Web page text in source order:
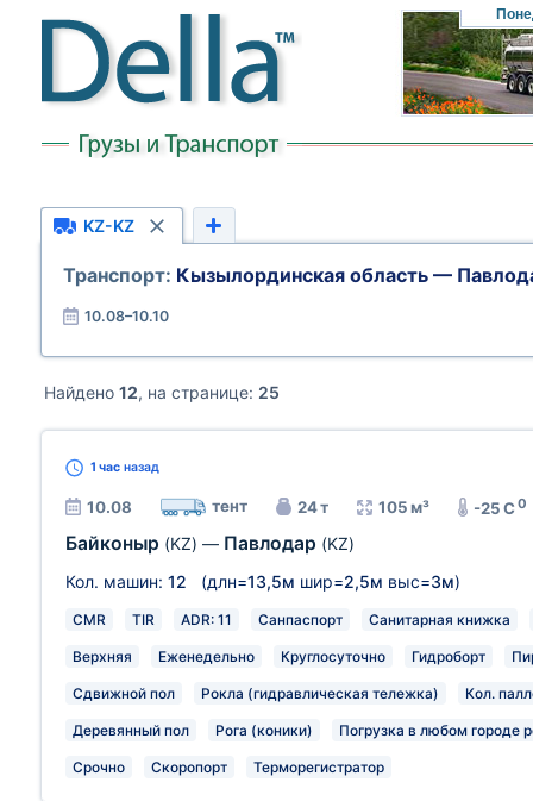
KZ-KZ
Транспорт: Кызылординская область —
10.08–10.10
Найдено 12, на странице: 25
1 час назад
10.08 тент 24 т 105 м³ -25 C0
Байконыр (KZ) — Павлодар (KZ)
Кол. машин: 12 (длн=13,5м шир=2,5м выс=3м)
CMR TIR ADR: 11 Санпаспорт Санитарная книжка
Верхняя Еженедельно Круглосуточно Гидроборт
Сдвижной пол Рокла (гидравлическая тележка) Кол.
Деревянный пол Рога (коники) Погрузка в любом городе
Срочно Скоропорт Терморегистратор